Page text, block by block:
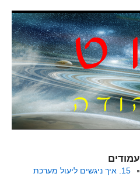
עמודים
15. איך ניגשים ליעול מערכת